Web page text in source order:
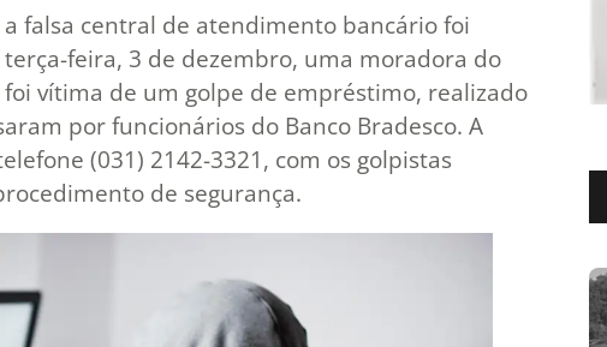
falsa central de atendimento bancário foi
feira, 3 de dezembro, uma moradora do
vítima de um golpe de empréstimo, realizado
por funcionários do Banco Bradesco. A
(031) 2142-3321, com os golpistas
de segurança.